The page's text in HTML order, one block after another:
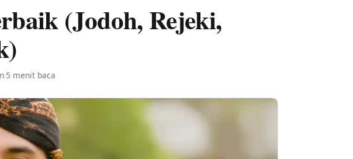
(Jodoh, Rejeki,
5 menit baca